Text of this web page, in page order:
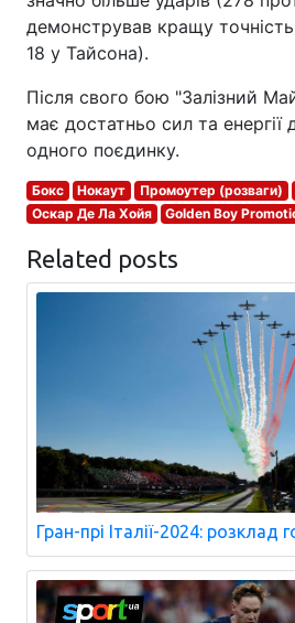
демонстрував кращу
18 у Тайсона).
Після свого бою "Залізний
має достатньо сил та
одного поєдинку.
Бокс Нокаут Промоутер (розваги)
Оскар Де Ла Хойя
Golden Boy
Related posts
Гран-прі Італії-2024: розклад